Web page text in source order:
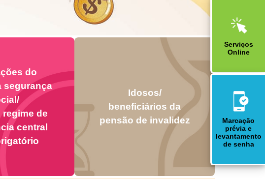
Serviços
Online
Marcação
prévia e
levantamento
de senha
do
segurança
de
central
Idosos/
beneficiários da
pensão de invalidez